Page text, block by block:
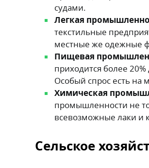
судами.
Легкая
текстильные
местные же одежные
Пищевая
приходится более
Особый спрос есть
Химическая
промышленности не
всевозможные лаки и
Сельское